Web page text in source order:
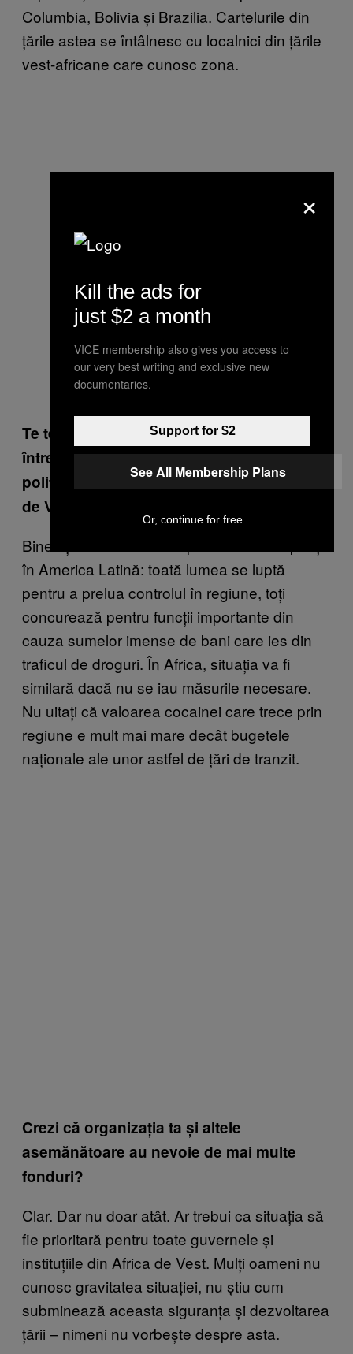
Columbia, Bolivia și Brazilia. Cartelurile din
țările astea se întâlnesc cu localnici din țările
vest-africane care cunosc zona.
Te temi că violențele din Mexic – luptele
între carteluri, civilii răniți și uciși, procesul
politic subminat –vor avea loc și în Africa
de Vest?
Bineînțeles. Se va întâmpla ce se întâmplă și
în America Latină: toată lumea se luptă
pentru a prelua controlul în regiune, toți
concurează pentru funcții importante din
cauza sumelor imense de bani care ies din
traficul de droguri. În Africa, situația va fi
similară dacă nu se iau măsurile necesare.
Nu uitați că valoarea cocainei care trece prin
regiune e mult mai mare decât bugetele
naționale ale unor astfel de țări de tranzit.
Crezi că organizația ta și altele
asemănătoare au nevoie de mai multe
fonduri?
Clar. Dar nu doar atât. Ar trebui ca situația să
fie prioritară pentru toate guvernele și
instituțiile din Africa de Vest. Mulți oameni nu
cunosc gravitatea situației, nu știu cum
subminează aceasta siguranța și dezvoltarea
țării – nimeni nu vorbește despre asta.
×
Kill the ads for
just $2 a month
VICE membership also gives you access to
our very best writing and exclusive new
documentaries.
Support for $2
See All Membership Plans
Or, continue for free